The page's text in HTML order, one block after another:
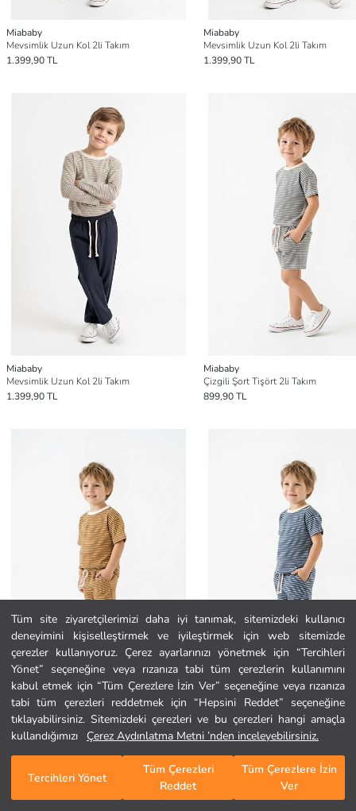
Tüm site ziyaretçilerimizi daha iyi tanımak, sitemizdeki kullanıcı
deneyimini kişiselleştirmek ve iyileştirmek için web sitemizde
çerezler kullanıyoruz. Çerez ayarlarınızı yönetmek için “Tercihleri
Yönet” seçeneğine veya rızanıza tabi tüm çerezlerin kullanımını
kabul etmek için “Tüm Çerezlere İzin Ver” seçeneğine veya rızanıza
tabi tüm çerezleri reddetmek için “Hepsini Reddet” seçeneğine
tıklayabilirsiniz. Sitemizdeki çerezleri ve bu çerezleri hangi amaçla
kullandığımızı
Çerez Aydınlatma Metni ’nden inceleyebilirsiniz.
Tercihleri Yönet
Tüm Çerezleri
Reddet
Tüm Çerezlere İzin
Ver
Ana Sayfa
Kategoriler
Sepetim
Miababy
Mevsimlik Uzun Kol 2li Takım
1.399,90 TL
Miababy
Mevsimlik Uzun Kol 2li Takım
1.399,90 TL
Miababy
Mevsimlik Uzun Kol 2li Takım
1.399,90 TL
Miababy
Çizgili Şort Tişört 2li Takım
899,90 TL
Miababy
Çizgili Şort Tişört 2li Takım
899,90 TL
Miababy
Çizgili Şort Tişört 2li Takım
899,90 TL
/